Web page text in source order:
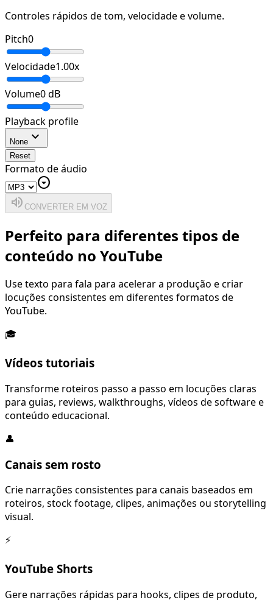
Controles rápidos de tom, velocidade e volume.
Pitch0
Velocidade1.00x
Volume0dB
Playback profile
None expand_more
Reset
Formato de áudio
arrow_drop_down_circle
volume_up CONVERTER EM VOZ
Perfeito para diferentes tipos de
conteúdo no YouTube
Use texto para fala para acelerar a produção e criar
locuções consistentes em diferentes formatos de
YouTube.
🎓
Vídeos tutoriais
Transforme roteiros passo a passo em locuções claras
para guias, reviews, walkthroughs, vídeos de software e
conteúdo educacional.
👤
Canais sem rosto
Crie narrações consistentes para canais baseados em
roteiros, stock footage, clipes, animações ou storytelling
visual.
⚡
YouTube Shorts
Gere narrações rápidas para hooks, clipes de produto,